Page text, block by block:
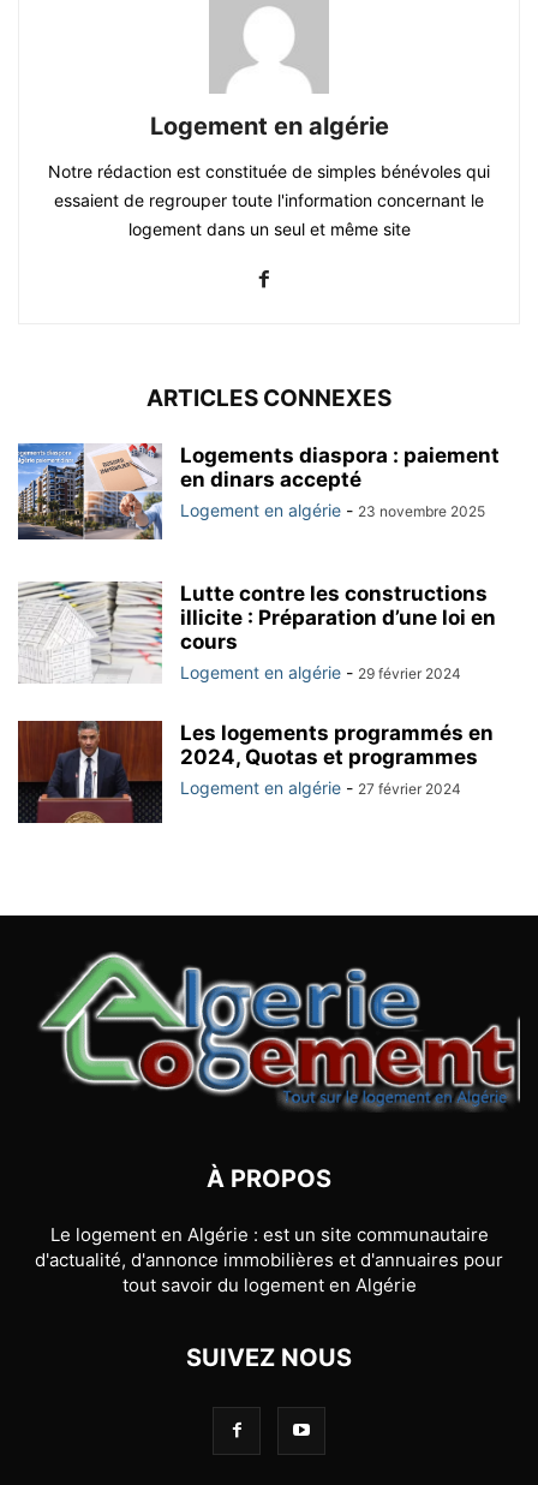
Logement en algérie
Notre rédaction est constituée de simples bénévoles qui
essaient de regrouper toute l'information concernant le
logement dans un seul et même site
ARTICLES CONNEXES
Logements diaspora : paiement
en dinars accepté
Logement en algérie - 23 novembre 2025
Lutte contre les constructions
illicite : Préparation d’une loi en
cours
Logement en algérie - 29 février 2024
Les logements programmés en
2024, Quotas et programmes
Logement en algérie - 27 février 2024
À PROPOS
Le logement en Algérie : est un site communautaire
d'actualité, d'annonce immobilières et d'annuaires pour
tout savoir du logement en Algérie
SUIVEZ NOUS